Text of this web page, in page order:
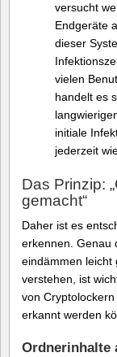
versucht
Endgeräte
dieser
vielen
handelt es
initiale
jederzeit
Das Prinzip:
gemacht“
Daher ist es
erkennen. Genau
eindämmen leicht
verstehen, ist
von
erkannt werden
Ordnerinhalte